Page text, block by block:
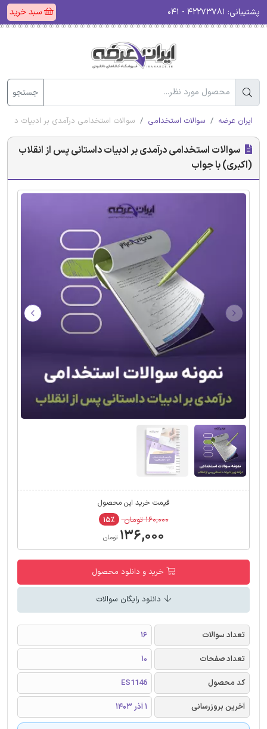
پشتیبانی: سبد خرید
جستجو
ایران عرضه سوالات استخدامی سوالات استخدامی درآمدی بر ادبیات
سوالات استخدامی درآمدی بر ادبیات داستانی پس از انقلاب
(اکبری) با جواب
قیمت خرید این محصول
۱۶۰,۰۰۰ تومان ۱۵٪
۱۳۶,۰۰۰ تومان
خرید و دانلود محصول
دانلود رایگان سوالات
تعداد سوالات
16
تعداد صفحات
10
کد محصول
ES1146
آخرین بروزرسانی
1 آذر 1403